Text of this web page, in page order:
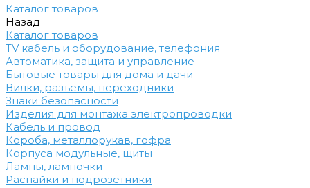
Каталог товаров
Назад
Каталог товаров
TV кабель и оборудование, телефония
Автоматика, защита и управление
Бытовые товары для дома и дачи
Вилки, разъемы, переходники
Знаки безопасности
Изделия для монтажа электропроводки
Кабель и провод
Короба, металлорукав, гофра
Корпуса модульные, щиты
Лампы, лампочки
Распайки и подрозетники